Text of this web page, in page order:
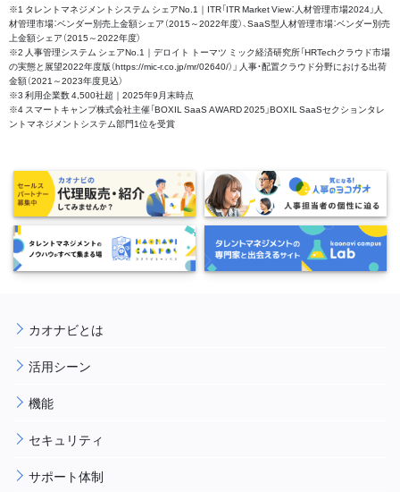
※1 タレントマネジメントシステム シェアNo.1｜ITR「ITR Market View：人材管理市場2024」人
材管理市場：ベンダー別売上金額シェア（2015～2022年度）、SaaS型人材管理市場：ベンダー別売
上金額シェア（2015～2022年度）
※2 人事管理システム シェアNo.1｜デロイト トーマツ ミック経済研究所「HRTechクラウド市場
の実態と展望2022年度版（https://mic-r.co.jp/mr/02640/）」 人事・配置クラウド分野における出荷
金額（2021～2023年度見込）
※3 利用企業数 4,500社超｜2025年9月末時点
※4 スマートキャンプ株式会社主催「BOXIL SaaS AWARD 2025」BOXIL SaaSセクションタレ
ントマネジメントシステム部門1位を受賞
カオナビとは
活用シーン
機能
セキュリティ
サポート体制